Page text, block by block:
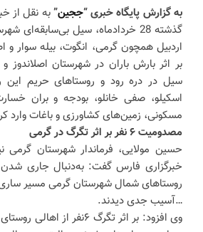
به گزارش پایگاه خبری “ججین”به نقل از
گذشته 28 خردادماه، سیل
اردبیل همچون گرمی، انگوت، بیله سوار و
بر اثر بارش باران در شهرستان اصلاندوز
سیل در دره رود و روستاهای حریم این
اسکیلو، صفی خانلو، بودجه و بران
مسکونی، زمین‌های کشاورزی و باغات وارد
مصدومیت ۶ نفر بر اثر تگرگ در گرمی
حسین مولایی، فرماندار شهرستان گرمی
خبرگزاری فارس گفت: به‌دنبال جاری شدن
روستاهای شمال شهرستان گرمی مسیر
…آسیب جدی دیدند.
وی افزود: بر اثر تگرگ ۶نفر